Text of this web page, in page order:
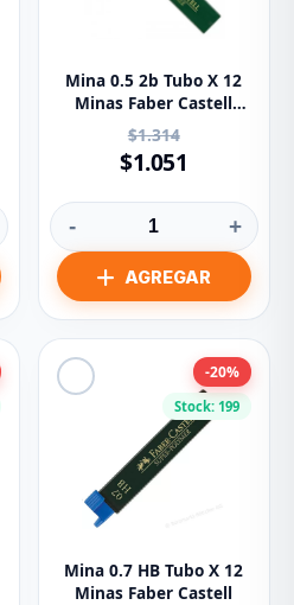
Mina 0.5 2b Tubo X 12
Minas Faber Castell
Ref:9065-2b
$1.314
$1.051
- +
Stock: 199
-20%
Mina 0.7 HB Tubo X 12
Minas Faber Castell